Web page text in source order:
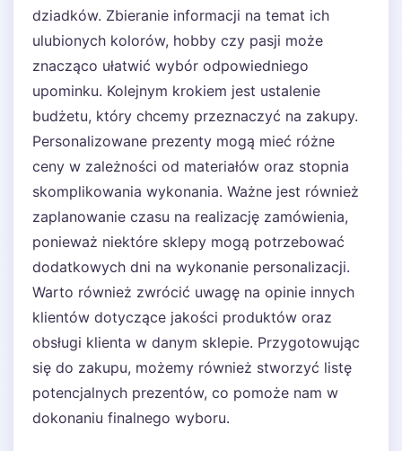
dziadków. Zbieranie informacji na temat ich
ulubionych kolorów, hobby czy pasji może
znacząco ułatwić wybór odpowiedniego
upominku. Kolejnym krokiem jest ustalenie
budżetu, który chcemy przeznaczyć na zakupy.
Personalizowane prezenty mogą mieć różne
ceny w zależności od materiałów oraz stopnia
skomplikowania wykonania. Ważne jest również
zaplanowanie czasu na realizację zamówienia,
ponieważ niektóre sklepy mogą potrzebować
dodatkowych dni na wykonanie personalizacji.
Warto również zwrócić uwagę na opinie innych
klientów dotyczące jakości produktów oraz
obsługi klienta w danym sklepie. Przygotowując
się do zakupu, możemy również stworzyć listę
potencjalnych prezentów, co pomoże nam w
dokonaniu finalnego wyboru.